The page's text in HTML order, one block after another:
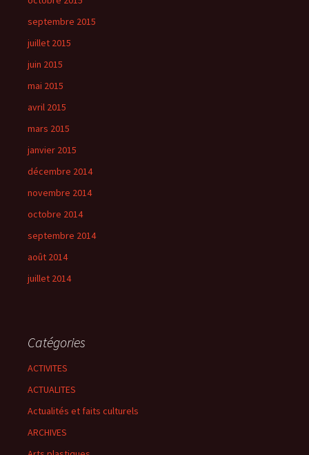
septembre 2015
juillet 2015
juin 2015
mai 2015
avril 2015
mars 2015
janvier 2015
décembre 2014
novembre 2014
octobre 2014
septembre 2014
août 2014
juillet 2014
Catégories
ACTIVITES
ACTUALITES
Actualités et faits culturels
ARCHIVES